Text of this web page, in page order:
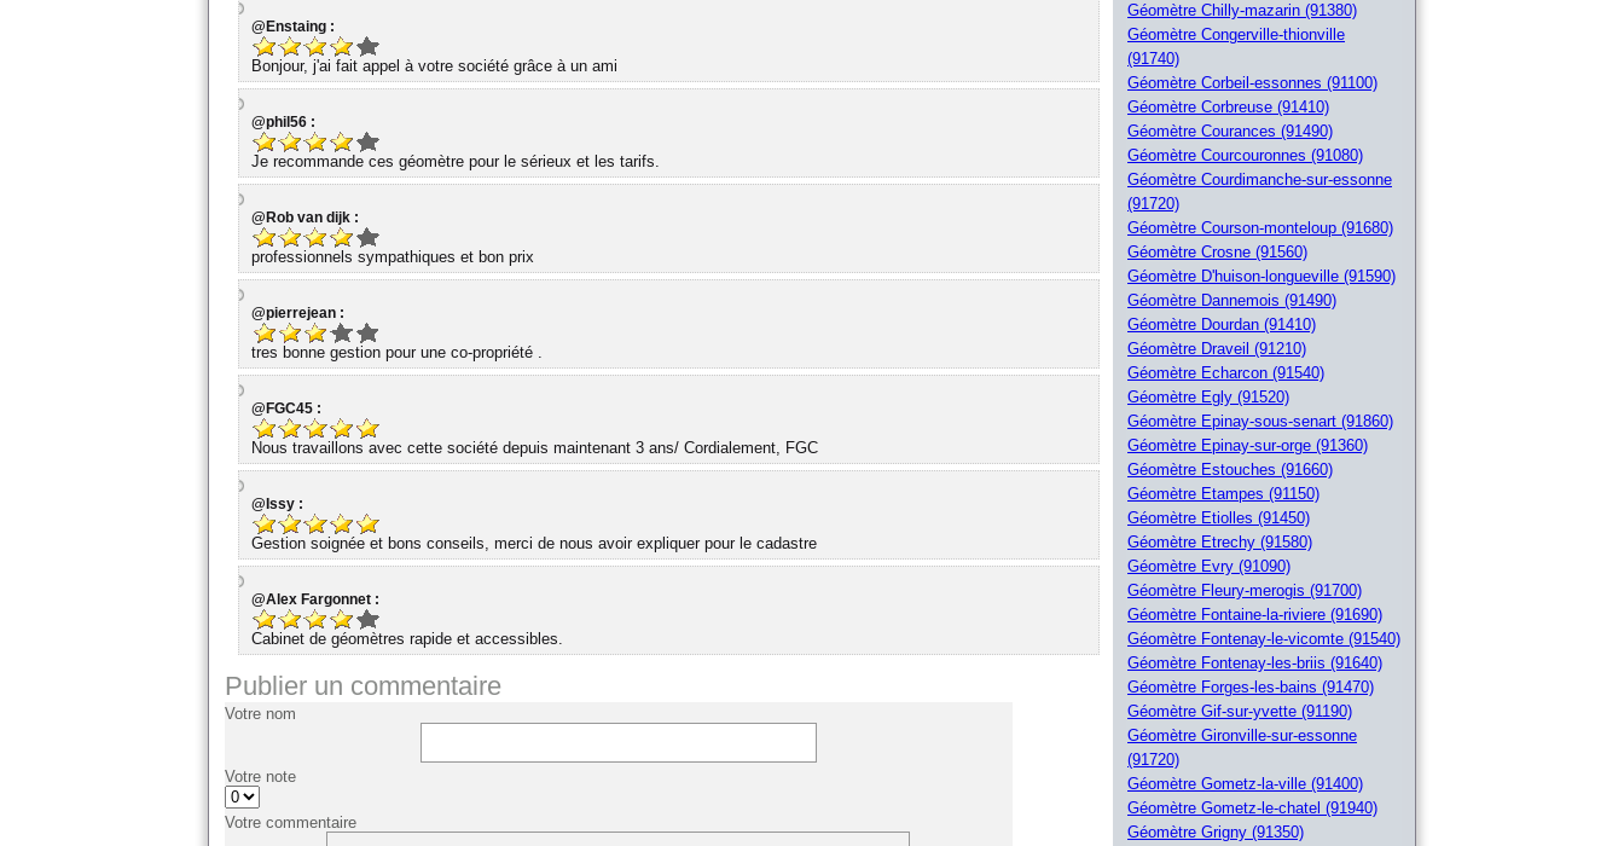
@Enstaing :
Bonjour, j'ai fait appel à votre société grâce à un ami
@phil56 :
Je recommande ces géomètre pour le sérieux et les tarifs.
@Rob van dijk :
professionnels sympathiques et bon prix
@pierrejean :
tres bonne gestion pour une co-propriété .
@FGC45 :
Nous travaillons avec cette société depuis maintenant 3 ans/ Cordialement, FGC
@Issy :
Gestion soignée et bons conseils, merci de nous avoir expliquer pour le cadastre
@Alex Fargonnet :
Cabinet de géomètres rapide et accessibles.
Publier un commentaire
Votre nom
Votre note
Votre commentaire
Géomètre Chilly-mazarin (91380)
Géomètre Congerville-thionville
(91740)
Géomètre Corbeil-essonnes (91100)
Géomètre Corbreuse (91410)
Géomètre Courances (91490)
Géomètre Courcouronnes (91080)
Géomètre Courdimanche-sur-essonne
(91720)
Géomètre Courson-monteloup (91680)
Géomètre Crosne (91560)
Géomètre D'huison-longueville (91590)
Géomètre Dannemois (91490)
Géomètre Dourdan (91410)
Géomètre Draveil (91210)
Géomètre Echarcon (91540)
Géomètre Egly (91520)
Géomètre Epinay-sous-senart (91860)
Géomètre Epinay-sur-orge (91360)
Géomètre Estouches (91660)
Géomètre Etampes (91150)
Géomètre Etiolles (91450)
Géomètre Etrechy (91580)
Géomètre Evry (91090)
Géomètre Fleury-merogis (91700)
Géomètre Fontaine-la-riviere (91690)
Géomètre Fontenay-le-vicomte (91540)
Géomètre Fontenay-les-briis (91640)
Géomètre Forges-les-bains (91470)
Géomètre Gif-sur-yvette (91190)
Géomètre Gironville-sur-essonne
(91720)
Géomètre Gometz-la-ville (91400)
Géomètre Gometz-le-chatel (91940)
Géomètre Grigny (91350)